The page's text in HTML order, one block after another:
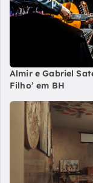
Almir e Gabriel
Filho’ em BH